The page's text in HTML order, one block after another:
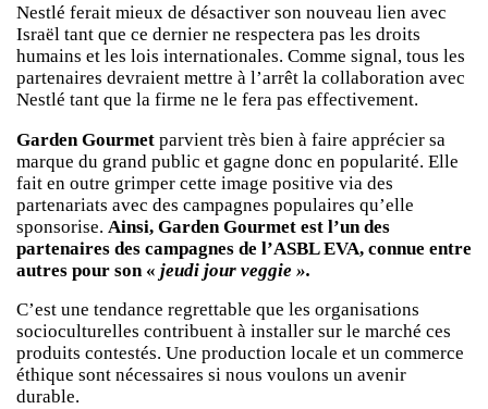
Nestlé ferait mieux de désactiver son nouveau lien avec
Israël tant que ce dernier ne respectera pas les droits
humains et les lois internationales. Comme signal, tous les
partenaires devraient mettre à l’arrêt la collaboration avec
Nestlé tant que la firme ne le fera pas effectivement.
Garden Gourmet parvient très bien à faire apprécier sa
marque du grand public et gagne donc en popularité. Elle
fait en outre grimper cette image positive via des
partenariats avec des campagnes populaires qu’elle
sponsorise. Ainsi, Garden Gourmet est l’un des
partenaires des campagnes de l’ASBL EVA, connue entre
autres pour son « jeudi jour veggie ».
C’est une tendance regrettable que les organisations
socioculturelles contribuent à installer sur le marché ces
produits contestés. Une production locale et un commerce
éthique sont nécessaires si nous voulons un avenir
durable.